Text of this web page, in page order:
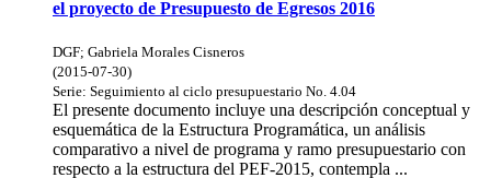
el proyecto de Presupuesto de Egresos 2016
DGF; Gabriela Morales Cisneros
(2015-07-30)
Serie: Seguimiento al ciclo presupuestario No. 4.04
El presente documento incluye una descripción conceptual y
esquemática de la Estructura Programática, un análisis
comparativo a nivel de programa y ramo presupuestario con
respecto a la estructura del PEF-2015, contempla ...